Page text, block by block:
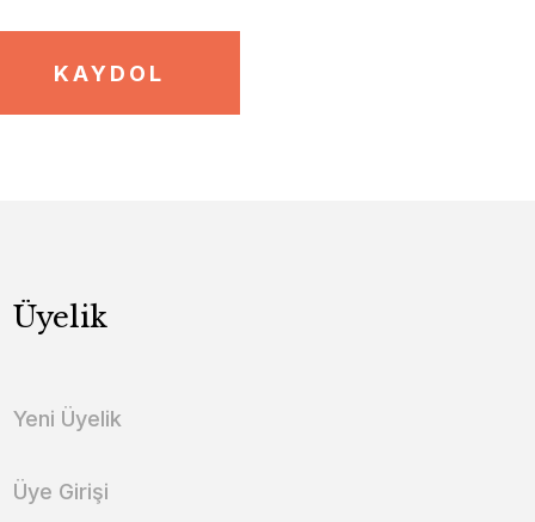
KAYDOL
Üyelik
Yeni Üyelik
Üye Girişi